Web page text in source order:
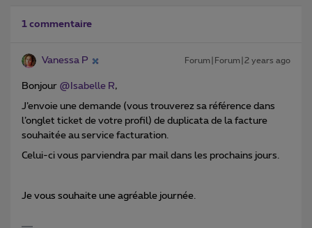
1 commentaire
Vanessa P Forum|Forum|2 years ago
Bonjour @Isabelle R,
J’envoie une demande (vous trouverez sa référence dans
l’onglet ticket de votre profil) de duplicata de la facture
souhaitée au service facturation.
Celui-ci vous parviendra par mail dans les prochains jours.
Je vous souhaite une agréable journée.